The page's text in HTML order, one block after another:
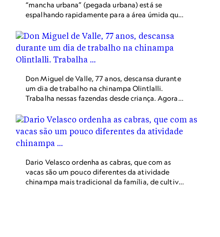
“mancha urbana” (pegada urbana) está se
espalhando rapidamente para a área úmida que
casas ou campos de futebol costumam aparecer
nas ilhas. A cidade cresce rumo à zona da
Don Miguel de Valle, 77 anos, descansa durante
um dia de trabalho na chinampa Olintlalli.
Trabalha nessas fazendas desde criança. Agora,
das mesmas técnicas que aprendeu décadas
atrás.
Dario Velasco ordenha as cabras, que com as
vacas são um pouco diferentes da atividade
chinampa mais tradicional da família, de cultivo